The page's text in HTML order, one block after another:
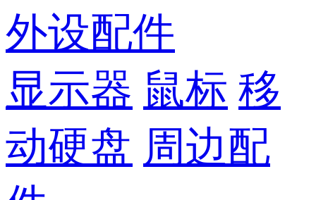
外设配件
显示器 鼠标 移
动硬盘 周边配